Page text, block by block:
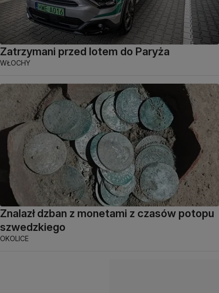
Zatrzymani przed lotem do Paryża
WŁOCHY
Znalazł dzban z monetami z czasów potopu
szwedzkiego
OKOLICE